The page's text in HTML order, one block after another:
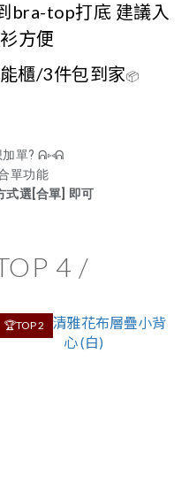
bra-top打底 建議入
方便
櫃/3件包到家📦
加單? ᕱ⑅ᕱ
單功能
式選[合單] 即可
4 /
🏆TOP 2